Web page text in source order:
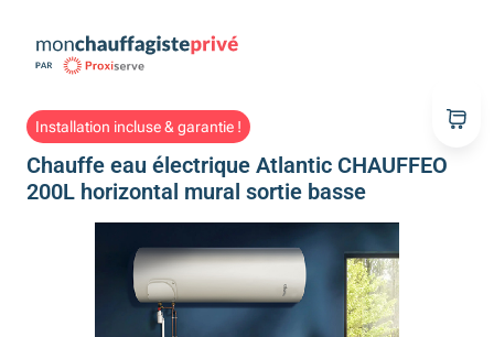
Installation incluse & garantie !
Chauffe eau électrique Atlantic CHAUFFEO
200L horizontal mural sortie basse